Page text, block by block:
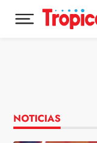
Desplegar
NOTICIAS